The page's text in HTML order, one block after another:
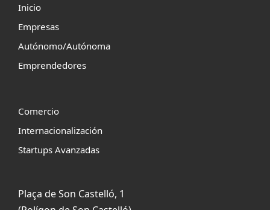
Inicio
Empresas
Autónomo/Autónoma
Emprendedores
Comercio
Internacionalización
Startups Avanzadas
Plaça de Son Castelló, 1